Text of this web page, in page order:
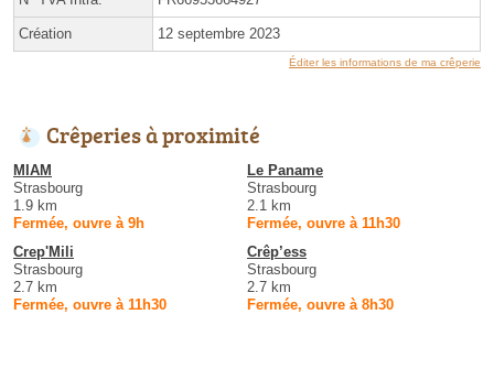
Création 12 septembre 2023
Éditer les informations de ma crêperie
Crêperies à proximité
MIAM
Strasbourg
1.9 km
Fermée, ouvre à 9h
Le Paname
Strasbourg
2.1 km
Fermée, ouvre à 11h30
Crep'Mili
Strasbourg
2.7 km
Fermée, ouvre à 11h30
Crêp’ess
Strasbourg
2.7 km
Fermée, ouvre à 8h30